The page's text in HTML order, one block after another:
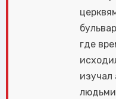
где
изучал